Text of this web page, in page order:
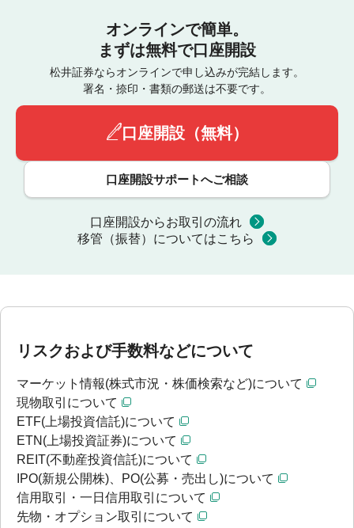
オンラインで簡単。
まずは無料で口座開設
松井証券ならオンラインで申し込みが完結します。
署名・捺印・書類の郵送は不要です。
口座開設（無料）
口座開設サポートへご相談
口座開設からお取引の流れ
移管（振替）についてはこちら
リスクおよび手数料などについて
マーケット情報(株式市況・株価検索など)について
現物取引について
ETF(上場投資信託)について
ETN(上場投資証券)について
REIT(不動産投資信託)について
IPO(新規公開株)、PO(公募・売出し)について
信用取引・一日信用取引について
先物・オプション取引について